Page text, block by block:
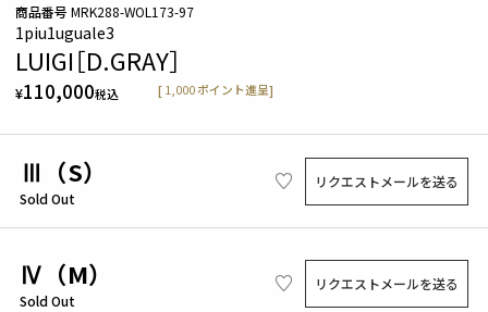
1piu1uguale3
LUIGI［D.GRAY］
¥110,000税込 [ 1,000 ポイント進呈]
商品番号 MRK288-WOL173-97
Ⅲ（S）
Sold Out
リクエストメールを送る
Ⅳ（M）
Sold Out
リクエストメールを送る